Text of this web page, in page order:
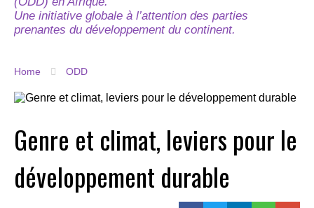
Une initiative globale à l’attention des parties
prenantes du développement du continent.
Home ODD
Genre et climat, leviers pour le
développement durable